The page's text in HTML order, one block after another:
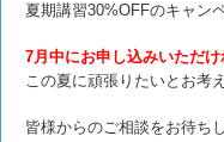
夏期講習30%OFFのキャン
7月中にお申し込みいただ
この夏に頑張りたいとお考
皆様からのご相談をお待ち